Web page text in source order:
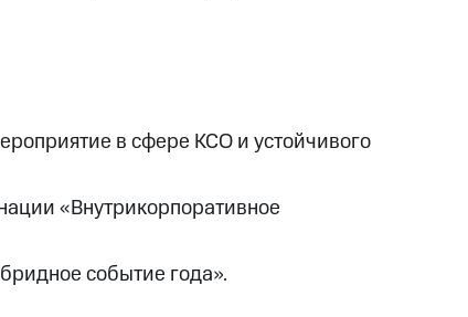
в сфере КСО и устойчивого
«Внутрикорпоративное
событие года».